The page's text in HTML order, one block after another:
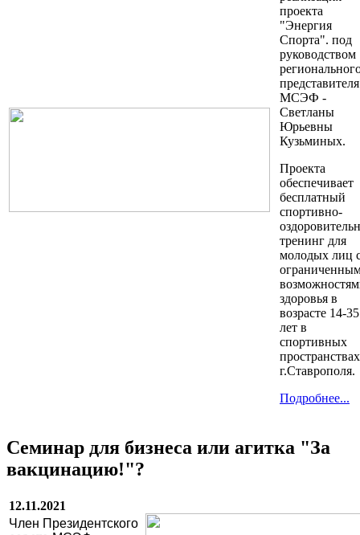
проекта
"Энергия
Спорта". под
руководством
представителя
МСЭФ -
Светланы
Юрьевны
Кузьминых.
Проекта
обеспечивает
бесплатный
спортивно-
тренинг для
молодых лиц
здоровья в
возрасте 14-35
лет в
спортивных
пространствах
г.Ставрополя.
Подробнее...
Семинар для бизнеса или агитка "За
вакцинацию!"?
12.11.2021
Член Президентского